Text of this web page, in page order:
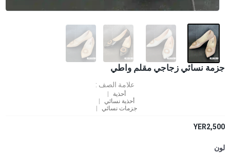
جزمة نسائي زجاجي مقلم واطي
علامة الصف :
أحذية
أحذية نسائي
جزمات نسائي
YER2,500
لون